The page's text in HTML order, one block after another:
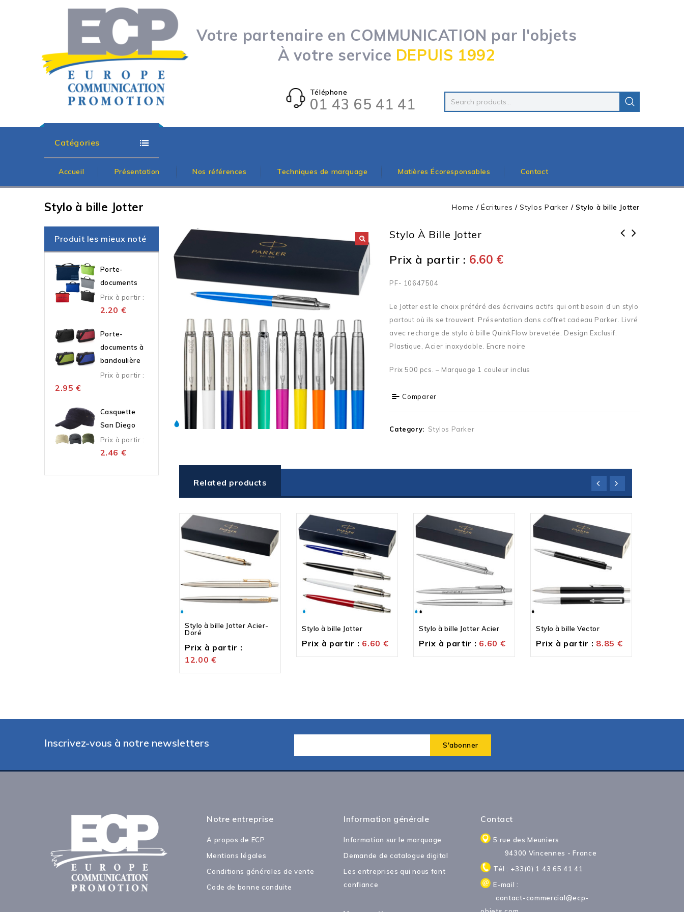
Votre partenaire en COMMUNICATION par l'objets
À votre service DEPUIS 1992
Téléphone
01 43 65 41 41
Catégories
Accueil Présentation Nos références Techniques de marquage Matières Écoresponsables Contact
Stylo à bille Jotter Home / Écritures /Stylos Parker / Stylo à bille Jotter
Stylo À Bille Jotter
Prix à partir : 6.60 €
PF- 10647504
Le Jotter est le choix préféré des écrivains actifs qui ont besoin d’un stylo
partout où ils se trouvent. Présentation dans coffret cadeau Parker. Livré
avec recharge de stylo à bille QuinkFlow brevetée. Design Exclusif.
Plastique, Acier inoxydable. Encre noire
Prix 500 pcs. – Marquage 1 couleur inclus
Comparer
Category: Stylos Parker
Related products
Stylo à bille Jotter Acier-
Doré
Prix à partir :
12.00€
Stylo à bille Jotter
Prix à partir : 6.60 €
Stylo à bille Jotter Acier
Prix à partir : 6.60 €
Stylo à bille Vector
Prix à partir : 8.85 €
Produit les mieux noté
Porte-
documents
Prix à partir :
2.20 €
Porte-
documents à
bandoulière
Prix à partir :
2.95 €
Casquette
San Diego
Prix à partir :
2.46 €
Inscrivez-vous à notre newsletters
Notre entreprise
A propos de ECP
Mentions légales
Conditions générales de vente
Code de bonne conduite
Information générale
Information sur le marquage
Demande de catalogue digital
Les entreprises qui nous font
confiance
Contact
5 rue des Meuniers
94300 Vincennes - France
Tél : +33(0) 1 43 65 41 41
E-mail :
contact-commercial@ecp-